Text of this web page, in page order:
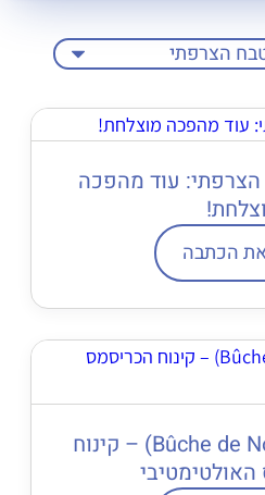
עוד מהפכה
הכתבה
בוש דה נואל (Bûche de Noël) – קינוח